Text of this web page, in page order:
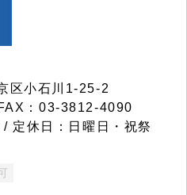
区小石川1-25-2
：03-3812-4090
定休日：日曜日・祝祭